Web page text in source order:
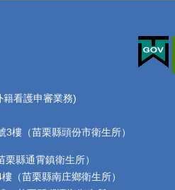
看護申審業務)
樓（苗栗縣頭份市衛生所）
縣通霄鎮衛生所）
（苗栗縣南庄鄉衛生所）